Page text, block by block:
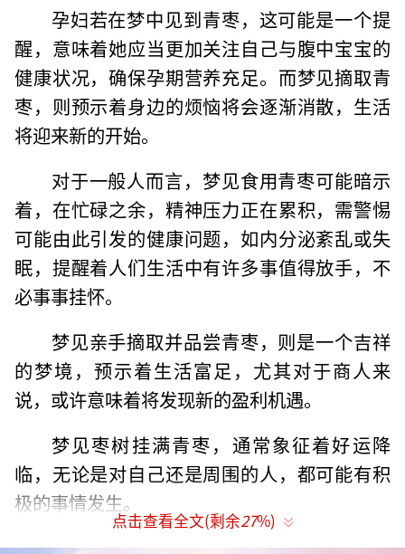
孕妇若在梦中见到青枣，这可能是一个提
醒，意味着她应当更加关注自己与腹中宝宝的
健康状况，确保孕期营养充足。而梦见摘取青
枣，则预示着身边的烦恼将会逐渐消散，生活
将迎来新的开始。
对于一般人而言，梦见食用青枣可能暗示
着，在忙碌之余，精神压力正在累积，需警惕
可能由此引发的健康问题，如内分泌紊乱或失
眠，提醒着人们生活中有许多事值得放手，不
必事事挂怀。
梦见亲手摘取并品尝青枣，则是一个吉祥
的梦境，预示着生活富足，尤其对于商人来
说，或许意味着将发现新的盈利机遇。
梦见枣树挂满青枣，通常象征着好运降
临，无论是对自己还是周围的人，都可能有积
极的事情发生。
然而，若是梦见偷摘青枣，情况则有所不
点击查看全文(剩余27%)